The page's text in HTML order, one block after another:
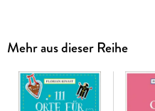
starken Kreativ- und Start-up-
Mehr aus dieser Reihe